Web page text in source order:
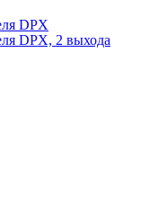
DPX
DPX, 2 выхода